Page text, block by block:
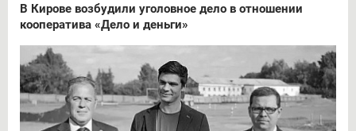
В Кирове возбудили уголовное дело в отношении
кооператива «Дело и деньги»